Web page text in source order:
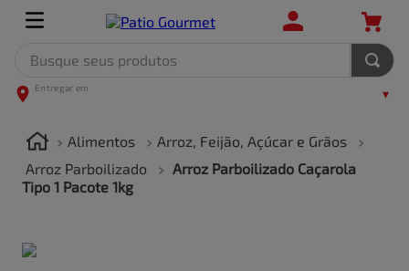
Alimentos
Arroz, Feijão, Açúcar e Grãos
Arroz Parboilizado
Arroz Parboilizado Caçarola
Tipo 1 Pacote 1kg
TERMOS MAIS BUSCADOS
2º
3º
café